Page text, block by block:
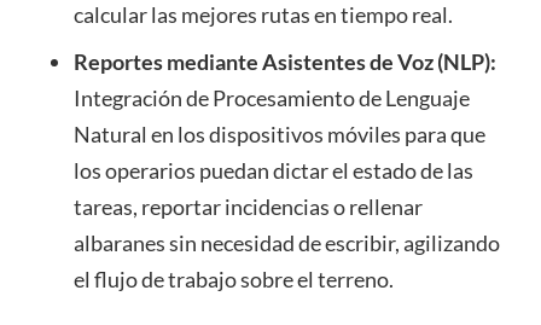
calcular las mejores rutas en tiempo real.
Reportes mediante Asistentes de Voz (NLP):
Integración de Procesamiento de Lenguaje
Natural en los dispositivos móviles para que
los operarios puedan dictar el estado de las
tareas, reportar incidencias o rellenar
albaranes sin necesidad de escribir, agilizando
el flujo de trabajo sobre el terreno.